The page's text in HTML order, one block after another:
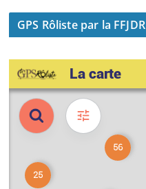
GPS Rôliste par la FFJDR